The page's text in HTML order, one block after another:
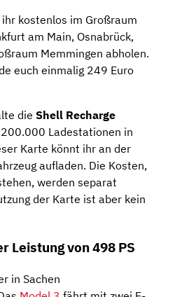
ihr kostenlos im Großraum
am Main, Osnabrück,
Memmingen abholen.
euch einmalig 249 Euro
die Shell Recharge
Ladestationen in
Karte könnt ihr an der
aufladen. Die Kosten,
werden separat
der Karte ist aber kein
Leistung von 498 PS
in Sachen